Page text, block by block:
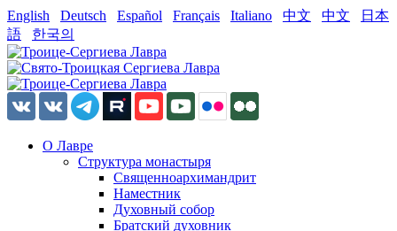
English Deutsch Español Français Italiano 中文 中文
日本
語
한국의
О Лавре
Структура монастыря
Священноархимандрит
Наместник
Духовный собор
Братский духовник